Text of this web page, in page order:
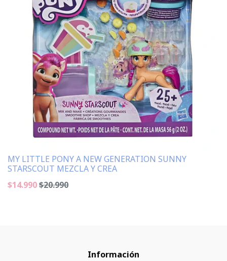
MY LITTLE PONY A NEW GENERATION SUNNY
STARSCOUT MEZCLA Y CREA
$14.990$20.990
Información